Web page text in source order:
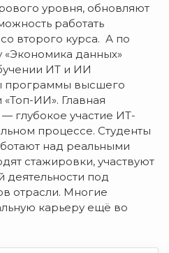
уровня, обновляют
работать
второго курса. А по
«Экономика данных»
ИТ и ИИ
программы высшего
ИИ». Главная
глубокое участие ИТ-
процессе. Студенты
над реальными
стажировки, участвуют
деятельности под
отрасли. Многие
карьеру ещё во